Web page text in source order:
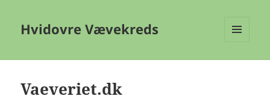
Hvidovre Vævekreds
Vaeveriet.dk